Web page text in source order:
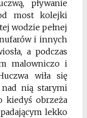
pływanie
most ko­lejki
wodzie pełnej
i innych
a podczas
malowniczo i
wiła się
nią starymi
kiedyś obrzeża
lekko